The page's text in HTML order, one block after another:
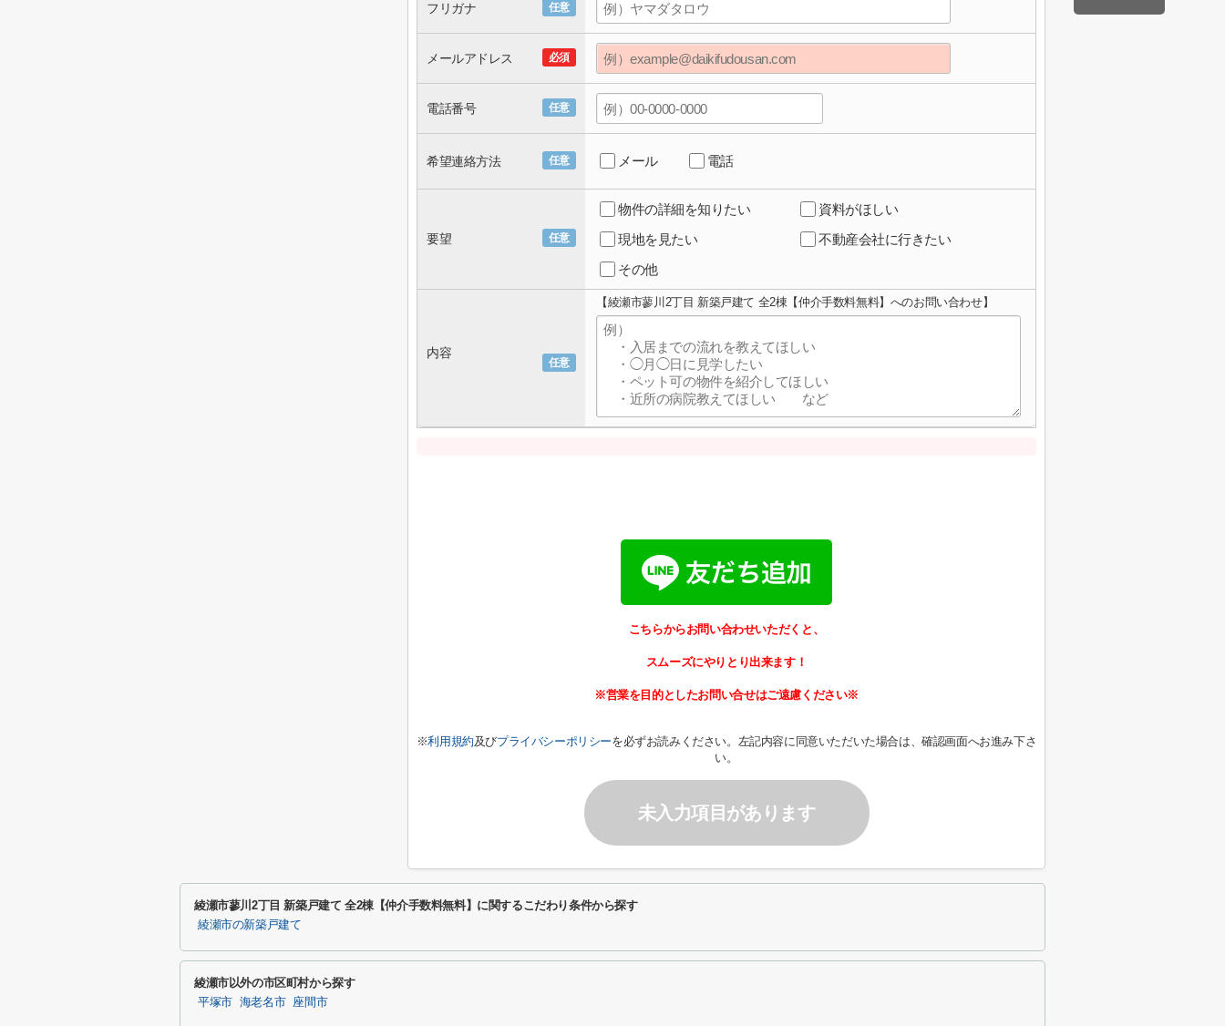
任意
フリガナ
必須
メールアドレス
任意
電話番号
任意
希望連絡方法 メール 電話
任意
要望
物件の詳細を知りたい
資料がほしい
現地を見たい
不動産会社に行きたい
その他
任意
内容
【綾瀬市蓼川2丁目 新築戸建て 全2棟【仲介手数料無料】へのお問い合わせ】
こちらからお問い合わせいただくと、
スムーズにやりとり出来ます！
※営業を目的としたお問い合せはご遠慮ください※
※利用規約及びプライバシーポリシーを必ずお読みください。左記内容に同意いただいた場合は、確認画面へお進み下さ
い。
未入力項目があります
綾瀬市蓼川2丁目 新築戸建て 全2棟【仲介手数料無料】に関するこだわり条件から探す
綾瀬市の新築戸建て
綾瀬市以外の市区町村から探す
平塚市 海老名市 座間市